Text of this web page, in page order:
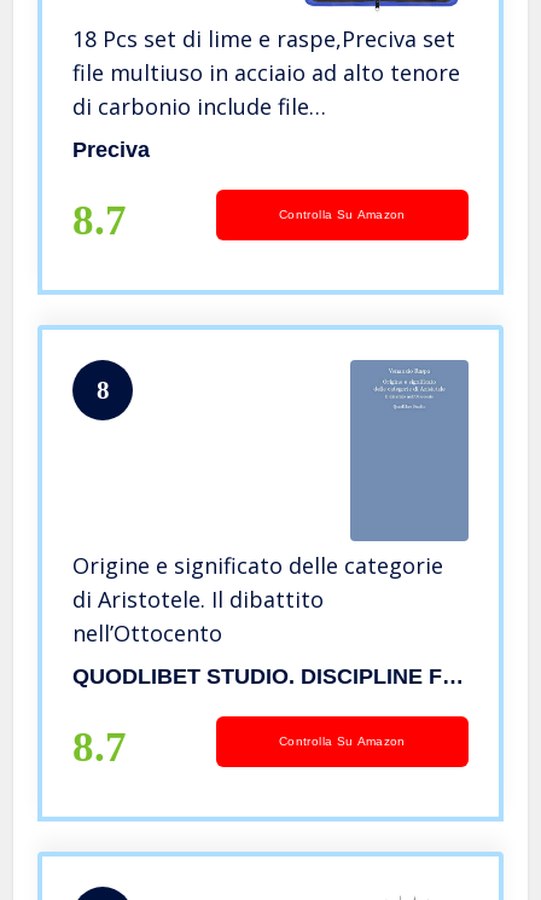
18 Pcs set di lime e raspe,Preciva set
file multiuso in acciaio ad alto tenore
di carbonio include file
piatto,triangolo,semitondo,rotondo
per Legno,Metallo etc.
Preciva
8.7 Controlla Su Amazon
8
Origine e significato delle categorie
di Aristotele. Il dibattito
nell’Ottocento
QUODLIBET STUDIO. DISCIPLINE FILOSOFICHE
8.7 Controlla Su Amazon